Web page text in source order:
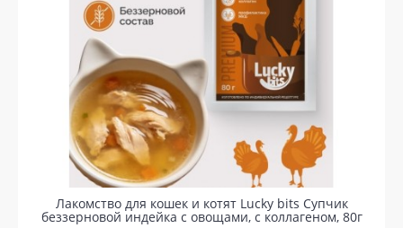
Лакомство для кошек и котят Lucky bits Супчик
беззерновой индейка с овощами, с коллагеном, 80г